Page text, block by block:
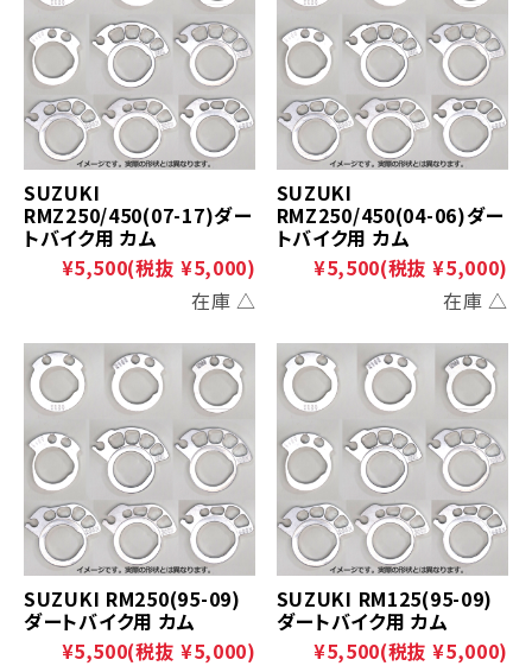
SUZUKI
RMZ250/450(07-17)ダー
トバイク用 カム
¥5,500(税抜 ¥5,000)
在庫 △
SUZUKI
RMZ250/450(04-06)ダー
トバイク用 カム
¥5,500(税抜 ¥5,000)
在庫 △
SUZUKI RM250(95-09)
ダートバイク用 カム
¥5,500(税抜 ¥5,000)
SUZUKI RM125(95-09)
ダートバイク用 カム
¥5,500(税抜 ¥5,000)